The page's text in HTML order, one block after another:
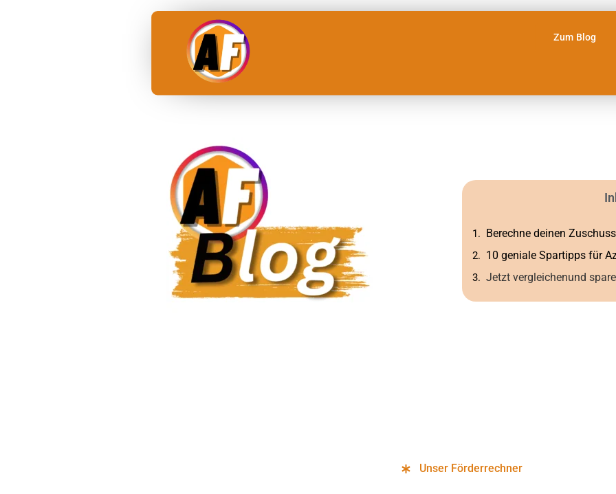
Zum Blog
Berechne deinen Zuschuss
10 geniale Spartipps für
Jetzt vergleichenund
Unser Förderrechner